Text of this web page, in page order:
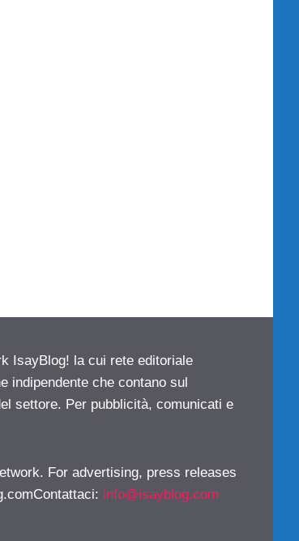
IsayBlog! la cui rete editoriale
indipendente che contano sul
settore. Per pubblicità, comunicati e
For advertising, press releases
: info@isayblog.com